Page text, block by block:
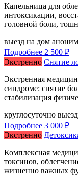
Капельница для
интоксикации,
головной боли,
выезд на дом
Подробнее 2 500 ₽
Экстренно Снятие
Экстренная
синдроме: снятие
стабилизация
круглосуточно
Подробнее 3 000 ₽
Экстренно
Комплексная
токсинов,
жизненно важных